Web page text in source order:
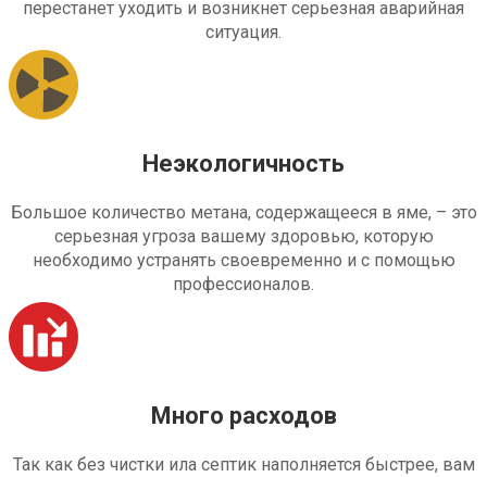
перестанет уходить и возникнет серьезная аварийная
ситуация.
Неэкологичность
Большое количество метана, содержащееся в яме, – это
серьезная угроза вашему здоровью, которую
необходимо устранять своевременно и с помощью
профессионалов.
Много расходов
Так как без чистки ила септик наполняется быстрее, вам